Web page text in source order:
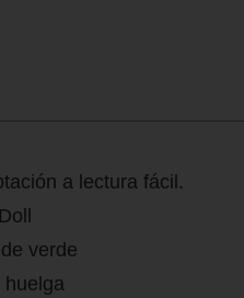
a lectura fácil.
verde
huelga